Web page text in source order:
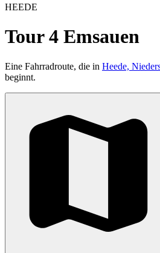
HEEDE
Tour 4 Emsauen
Eine Fahrradroute, die in Heede,
beginnt.